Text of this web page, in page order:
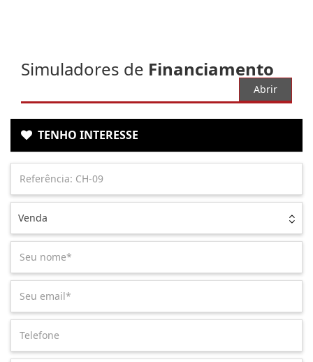
Simuladores de Financiamento
Abrir
TENHO INTERESSE
Venda